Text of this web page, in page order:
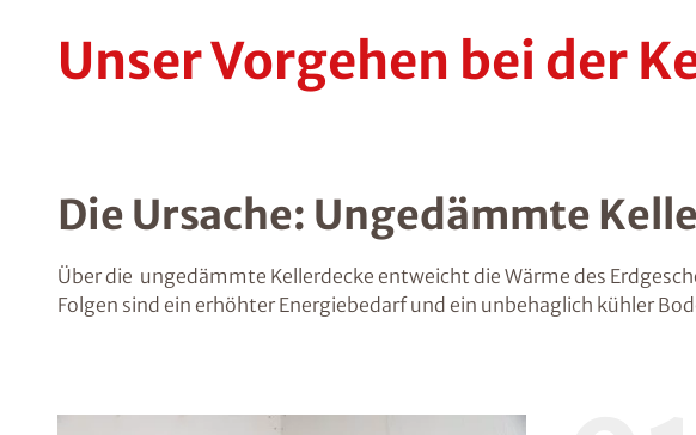
Unser Vorgehen bei der
Die Ursache: Ungedämmte
Über die ungedämmte Kellerdecke entweicht die Wärme des
Folgen sind ein erhöhter Energiebedarf und ein unbehaglich kühler